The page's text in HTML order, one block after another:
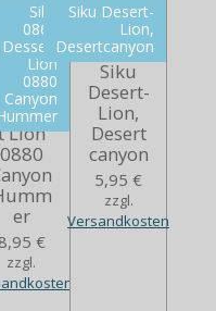
Siku
0869
Dessert
Lion
0880
Canyon
Siku
0869
Lion
0880
er
8,95 €
zzgl.
Siku Desert-
Lion,
Desertcanyon
Siku
Desert-
Lion,
Desert
canyon
5,95 €
zzgl.
Versandkosten